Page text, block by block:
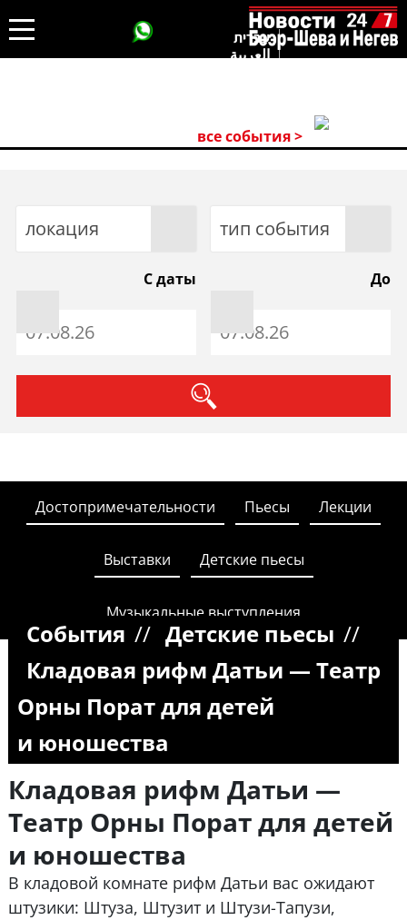
עברית
العربية
все события >
локация тип события
С даты До
Достопримечательности Пьесы Лекции
Выставки Детские пьесы
Музыкальные выступления
События // Детские пьесы //
Кладовая рифм Датьи — Театр
Орны Порат для детей
и юношества
Кладовая рифм Датьи —
Театр Орны Порат для детей
и юношества
В кладовой комнате рифм Датьи вас ожидают
штузики: Штуза, Штузит и Штузи-Тапузи,